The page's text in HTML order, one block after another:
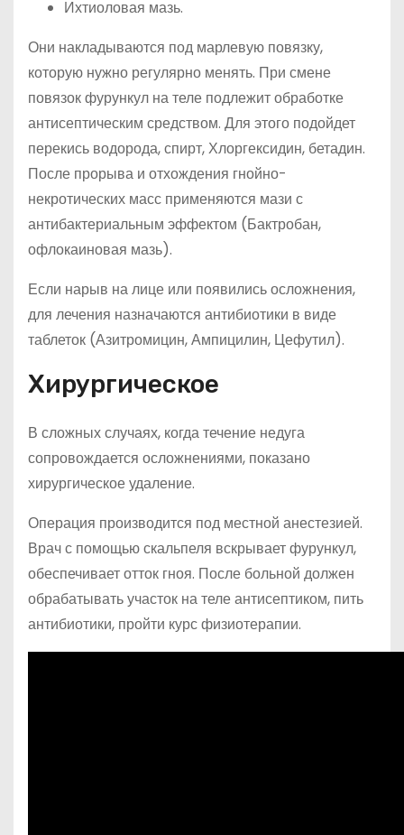
Ихтиоловая мазь.
Они накладываются под марлевую повязку,
которую нужно регулярно менять. При смене
повязок фурункул на теле подлежит обработке
антисептическим средством. Для этого подойдет
перекись водорода, спирт, Хлоргексидин, бетадин.
После прорыва и отхождения гнойно-
некротических масс применяются мази с
антибактериальным эффектом (Бактробан,
офлокаиновая мазь).
Если нарыв на лице или появились осложнения,
для лечения назначаются антибиотики в виде
таблеток (Азитромицин, Ампицилин, Цефутил).
Хирургическое
В сложных случаях, когда течение недуга
сопровождается осложнениями, показано
хирургическое удаление.
Операция производится под местной анестезией.
Врач с помощью скальпеля вскрывает фурункул,
обеспечивает отток гноя. После больной должен
обрабатывать участок на теле антисептиком, пить
антибиотики, пройти курс физиотерапии.